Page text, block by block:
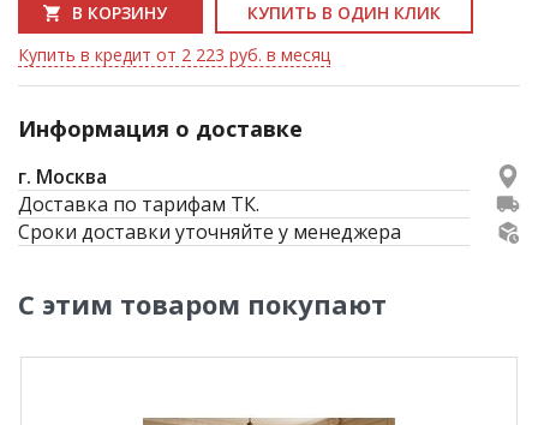
В КОРЗИНУ
КУПИТЬ В ОДИН КЛИК
Купить в кредит от 2 223 руб. в месяц
Информация о доставке
г. Москва
Доставка по тарифам ТК.
Сроки доставки уточняйте у менеджера
С этим товаром покупают